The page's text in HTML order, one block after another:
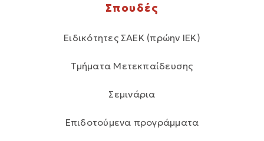
Σπουδές
Ειδικότητες ΣΑΕΚ (πρώην ΙΕΚ)
Τμήματα Μετεκπαίδευσης
Σεμινάρια
Επιδοτούμενα προγράμματα